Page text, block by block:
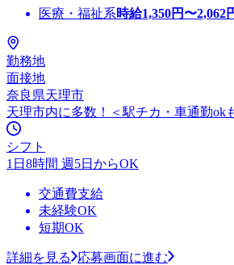
医療・福祉系時給1,350円〜2,062
勤務地
面接地
奈良県天理市
天理市内に多数！＜駅チカ・車通勤ok
シフト
1日8時間 週5日からOK
交通費支給
未経験OK
短期OK
詳細を見る 応募画面に進む